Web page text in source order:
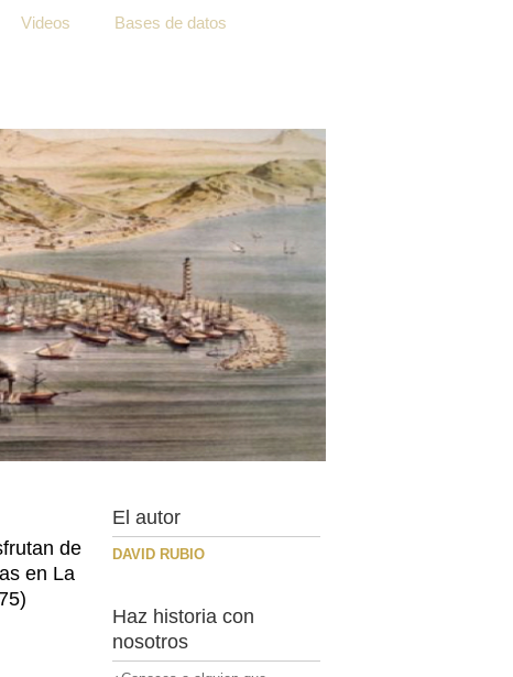
Videos Bases de datos
de
en La
El autor
DAVID RUBIO
Haz historia con
nosotros